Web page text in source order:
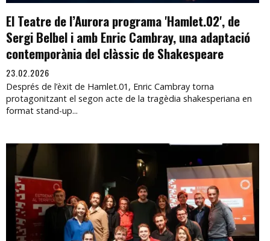
El Teatre de l’Aurora programa 'Hamlet.02', de
Sergi Belbel i amb Enric Cambray, una adaptació
contemporània del clàssic de Shakespeare
23.02.2026
Després de l’èxit de Hamlet.01, Enric Cambray torna
protagonitzant el segon acte de la tragèdia shakesperiana en
format stand-up...